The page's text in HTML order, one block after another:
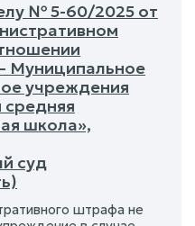
№ 5-60/2025 от
Муниципальное
учреждения
средняя
школа»,
суд
штрафа не